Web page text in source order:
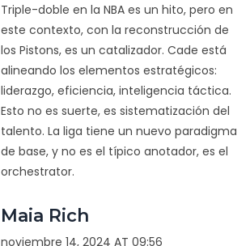
Triple-doble en la NBA es un hito, pero en
este contexto, con la reconstrucción de
los Pistons, es un catalizador. Cade está
alineando los elementos estratégicos:
liderazgo, eficiencia, inteligencia táctica.
Esto no es suerte, es sistematización del
talento. La liga tiene un nuevo paradigma
de base, y no es el típico anotador, es el
orchestrator.
Maia Rich
noviembre 14, 2024 AT 09:56